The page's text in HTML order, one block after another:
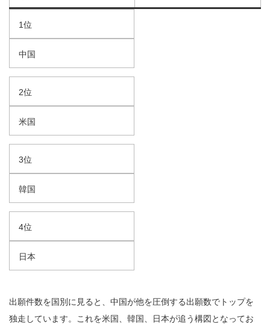
1位
中国
2位
米国
3位
韓国
4位
日本
出願件数を国別に見ると、中国が他を圧倒する出願数でトップを
独走しています。これを米国、韓国、日本が追う構図となってお